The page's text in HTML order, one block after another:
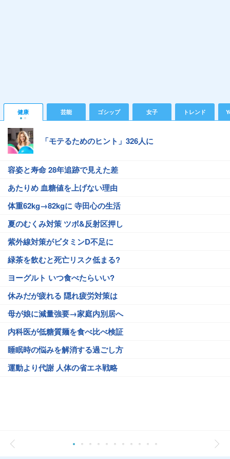
健康 芸能 ゴシップ 女子 トレンド
「モテるためのヒント」326人に
容姿と寿命 28年追跡で見えた差
あたりめ 血糖値を上げない理由
体重62kg→82kgに 寺田心の生活
夏のむくみ対策 ツボ&反射区押し
紫外線対策がビタミンD不足に
緑茶を飲むと死亡リスク低まる?
ヨーグルト いつ食べたらいい?
休みだが疲れる 隠れ疲労対策は
母が娘に減量強要→家庭内別居へ
内科医が低糖質麺を食べ比べ検証
睡眠時の悩みを解消する過ごし方
運動より代謝 人体の省エネ戦略